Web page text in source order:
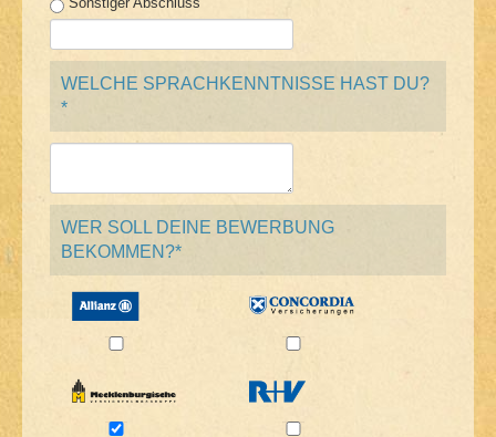
WELCHE SPRACHKENNTNISSE HAST DU?
*
WER SOLL DEINE BEWERBUNG
BEKOMMEN?*